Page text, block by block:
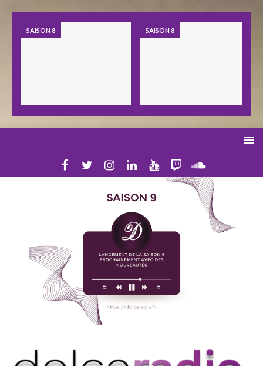
SAISON 8 SAISON 8